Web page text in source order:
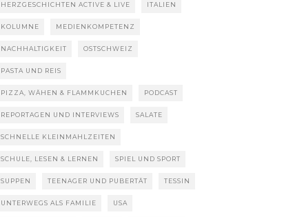
HERZGESCHICHTEN ACTIVE & LIVE ITALIEN
KOLUMNE MEDIENKOMPETENZ
NACHHALTIGKEIT OSTSCHWEIZ
PASTA UND REIS
PIZZA, WÄHEN & FLAMMKUCHEN PODCAST
REPORTAGEN UND INTERVIEWS SALATE
SCHNELLE KLEINMAHLZEITEN
SCHULE, LESEN & LERNEN SPIEL UND SPORT
SUPPEN TEENAGER UND PUBERTÄT TESSIN
UNTERWEGS ALS FAMILIE USA